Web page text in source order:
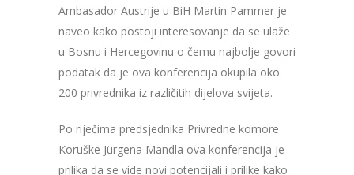
Ambasador Austrije u BiH Martin Pammer je
naveo kako postoji interesovanje da se ulaže
u Bosnu i Hercegovinu o čemu najbolje govori
podatak da je ova konferencija okupila oko
200 privrednika iz različitih dijelova svijeta.
Po riječima predsjednika Privredne komore
Koruške Jürgena Mandla ova konferencija je
prilika da se vide novi potencijali i prilike kako